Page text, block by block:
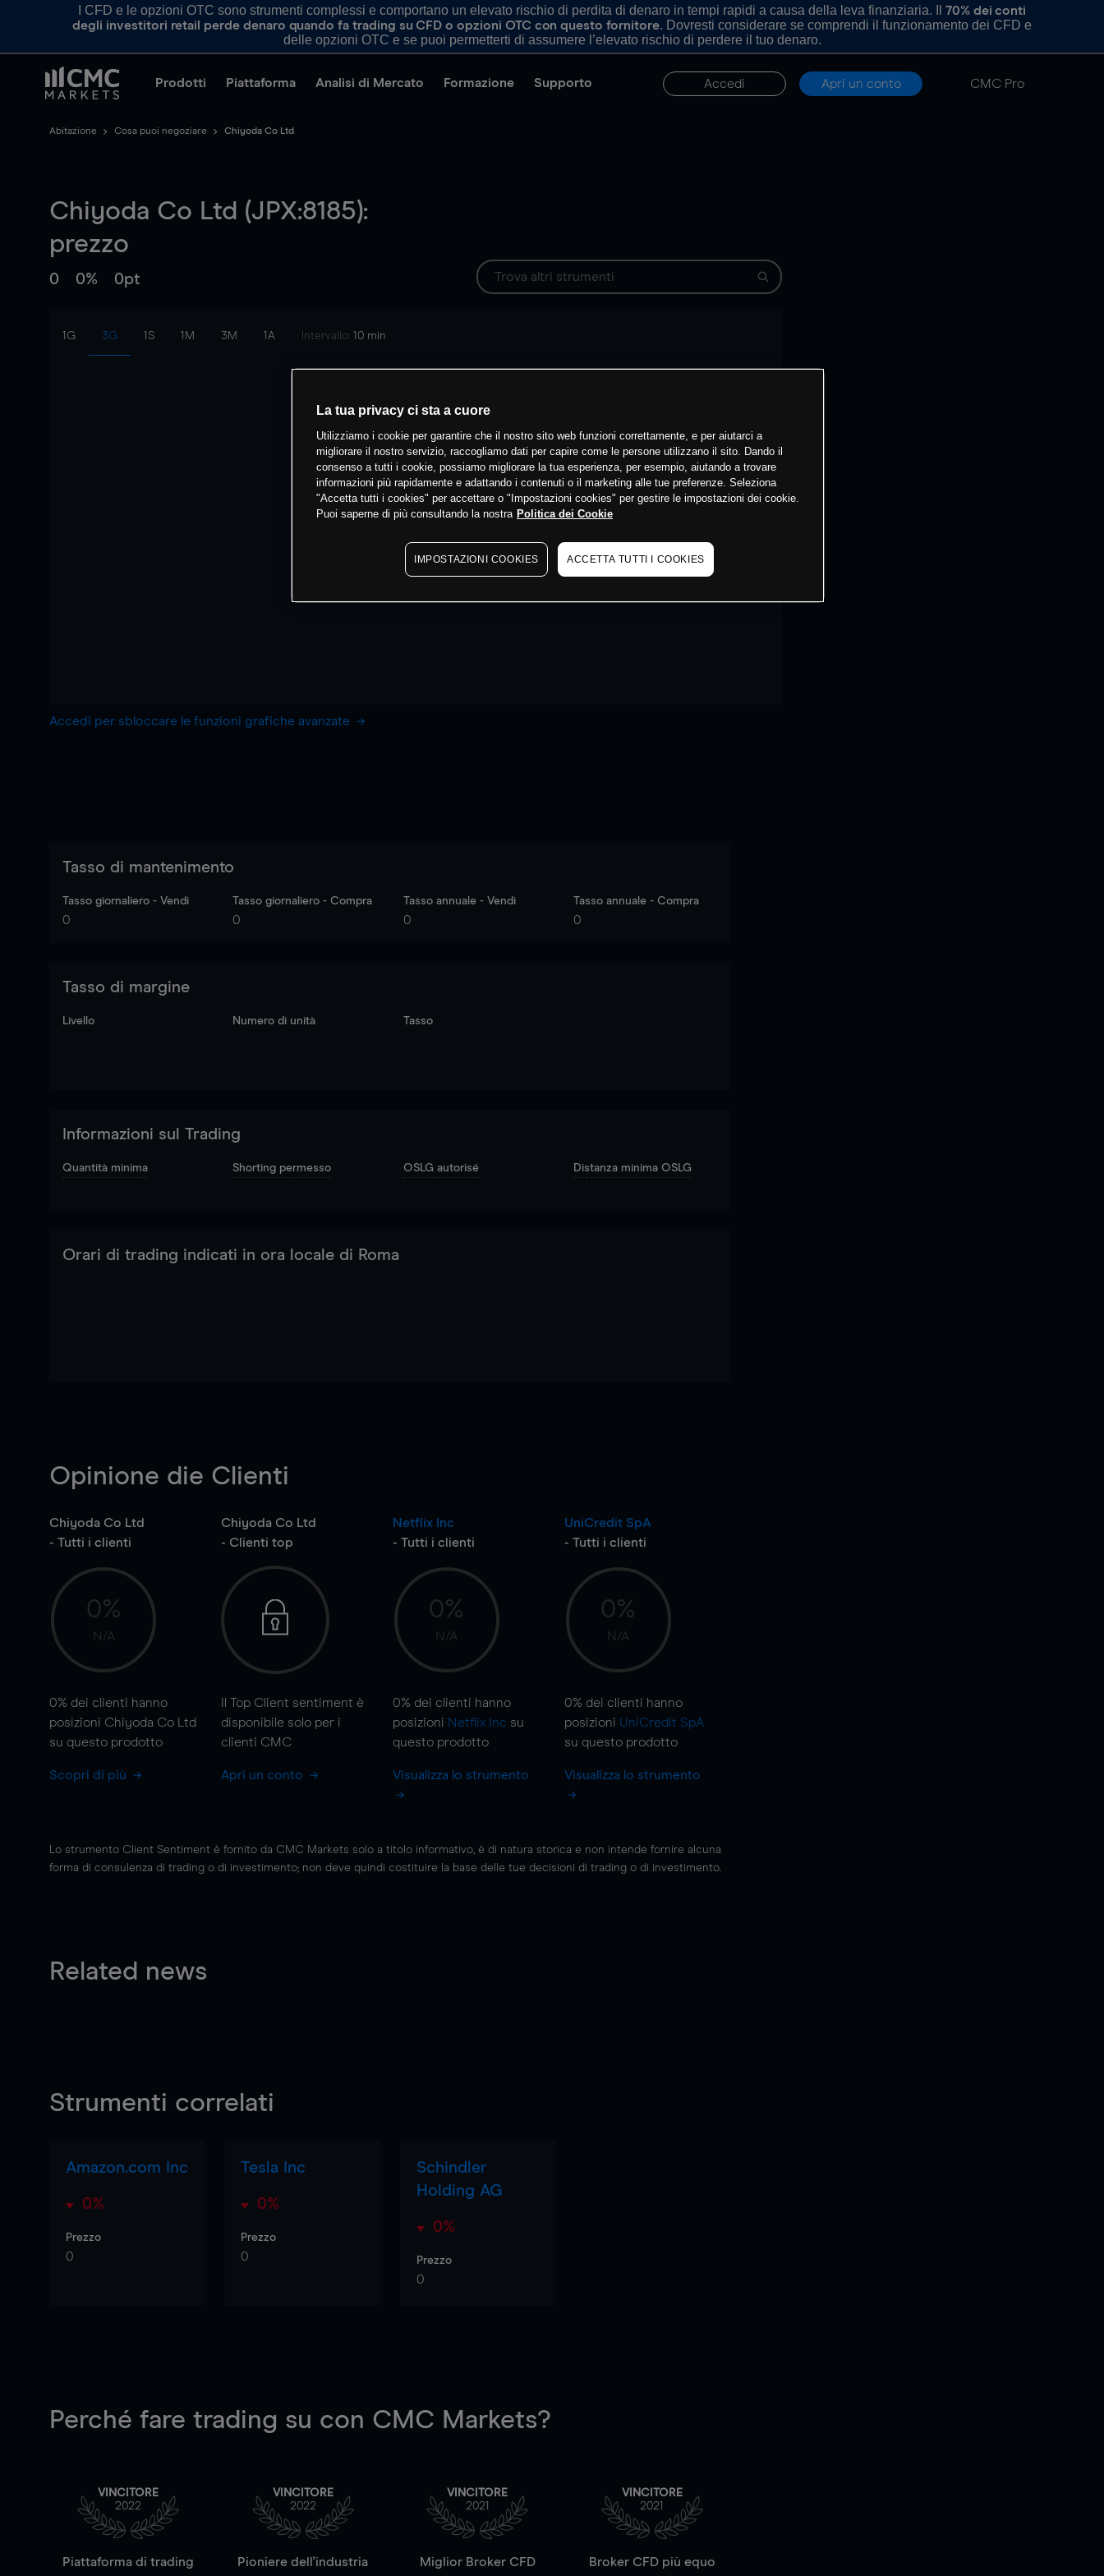
I CFD e le opzioni OTC sono strumenti complessi e comportano un elevato rischio di perdita di denaro in tempi rapidi a causa della leva finanziaria. Il 70% dei conti
degli investitori retail perde denaro quando fa trading su CFD o opzioni OTC con questo fornitore. Dovresti considerare se comprendi il funzionamento dei CFD e
delle opzioni OTC e se puoi permetterti di assumere l’elevato rischio di perdere il tuo denaro.
Prodotti Piattaforma Analisi di Mercato Formazione Supporto Accedi Apri un conto CMC Pro
Abitazione Cosa puoi negoziare Chiyoda Co Ltd
Chiyoda Co Ltd (JPX:8185):
prezzo
0 0% 0pt
1G 3G 1S 1M 3M 1A Intervallo: 10 min
Accedi per sbloccare le funzioni grafiche avanzate
Tasso di mantenimento
Tasso giornaliero - Vendi
0
Tasso giornaliero - Compra
0
Tasso annuale - Vendi
0
Tasso annuale - Compra
0
Tasso di margine
Livello Numero di unità Tasso
Informazioni sul Trading
Quantità minima Shorting permesso OSLG autorisé Distanza minima OSLG
Orari di trading indicati in ora locale di Roma
Opinione die Clienti
Chiyoda Co Ltd
- Tutti i clienti
0%
N/A
0% dei clienti hanno
posizioni Chiyoda Co Ltd
su questo prodotto
Scopri di più
Chiyoda Co Ltd
- Clienti top
Il Top Client sentiment è
disponibile solo per i
clienti CMC
Apri un conto
Netflix Inc
- Tutti i clienti
0%
N/A
0% dei clienti hanno
posizioni Netflix Inc su
questo prodotto
Visualizza lo strumento
UniCredit SpA
- Tutti i clienti
0%
N/A
0% dei clienti hanno
posizioni UniCredit SpA
su questo prodotto
Visualizza lo strumento
Lo strumento Client Sentiment è fornito da CMC Markets solo a titolo informativo, è di natura storica e non intende fornire alcuna
forma di consulenza di trading o di investimento; non deve quindi costituire la base delle tue decisioni di trading o di investimento.
Related news
Strumenti correlati
Amazon.com Inc
0%
Prezzo
0
Tesla Inc
0%
Prezzo
0
Schindler
Holding AG
0%
Prezzo
0
Perché fare trading su con CMC Markets?
VINCITORE
2022
Piattaforma di trading
VINCITORE
2022
Pioniere dell'industria
VINCITORE
2021
Miglior Broker CFD
VINCITORE
2021
Broker CFD più equo
La tua privacy ci sta a cuore
Utilizziamo i cookie per garantire che il nostro sito web funzioni correttamente, e per aiutarci a
migliorare il nostro servizio, raccogliamo dati per capire come le persone utilizzano il sito. Dando il
consenso a tutti i cookie, possiamo migliorare la tua esperienza, per esempio, aiutando a trovare
informazioni più rapidamente e adattando i contenuti o il marketing alle tue preferenze. Seleziona
"Accetta tutti i cookies" per accettare o "Impostazioni cookies" per gestire le impostazioni dei cookie.
Puoi saperne di più consultando la nostra Politica dei Cookie
IMPOSTAZIONI COOKIES ACCETTA TUTTI I COOKIES